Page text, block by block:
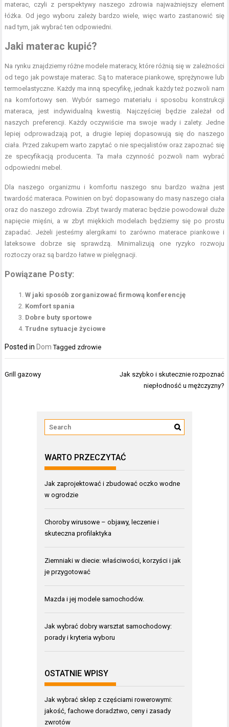
materac, czyli z perspektywy naszego zdrowia najważniejszy element
łóżka. Od jego wyboru zależy bardzo wiele, więc warto zastanowić się
nad tym, jak wybrać ten odpowiedni.
Jaki materac kupić?
Na rynku znajdziemy różne modele materacy, które różnią się w zależności
od tego jak powstaje materac. Są to materace piankowe, sprężynowe lub
termoelastyczne. Każdy ma inną specyfikę, jednak każdy też pozwoli nam
na komfortowy sen. Wybór samego materiału i sposobu konstrukcji
materaca, jest indywidualną kwestią. Najczęściej będzie zależał od
naszych preferencji. Każdy oczywiście ma swoje wady i zalety. Jedne
lepiej odprowadzają pot, a drugie lepiej dopasowują się do naszego
ciała. Przed zakupem warto zapytać o nie specjalistów oraz zapoznać się
ze specyfikacją producenta. Ta mała czynność pozwoli nam wybrać
odpowiedni mebel.
Dla naszego organizmu i komfortu naszego snu bardzo ważna jest
twardość materaca. Powinien on być dopasowany do masy naszego ciała
oraz do naszego zdrowia. Zbyt twardy materac będzie powodował duże
napięcie mięśni, a w zbyt miękkich modelach będziemy się po prostu
zapadać. Jeżeli jesteśmy alergikami to zarówno materace piankowe i
lateksowe dobrze się sprawdzą. Minimalizują one ryzyko rozwoju
roztoczy oraz są bardzo łatwe w pielęgnacji.
Powiązane Posty:
W jaki sposób zorganizować firmową konferencję
Komfort spania
Dobre buty sportowe
Trudne sytuacje życiowe
Posted in Dom Tagged zdrowie
Nawigacja
Grill gazowy
Jak szybko i skutecznie rozpoznać
niepłodność u mężczyzny?
WARTO PRZECZYTAĆ
Jak zaprojektować i zbudować oczko wodne
w ogrodzie
Choroby wirusowe – objawy, leczenie i
skuteczna profilaktyka
Ziemniaki w diecie: właściwości, korzyści i jak
je przygotować
Mazda i jej modele samochodów.
Jak wybrać dobry warsztat samochodowy:
porady i kryteria wyboru
OSTATNIE WPISY
Jak wybrać sklep z częściami rowerowymi:
jakość, fachowe doradztwo, ceny i zasady
zwrotów